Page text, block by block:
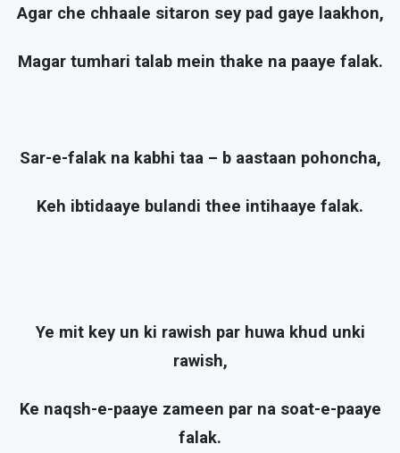
Agar che chhaale sitaron sey pad gaye laakhon,
Magar tumhari talab mein thake na paaye falak.
Sar-e-falak na kabhi taa – b aastaan pohoncha,
Keh ibtidaaye bulandi thee intihaaye falak.
Ye mit key un ki rawish par huwa khud unki
rawish,
Ke naqsh-e-paaye zameen par na soat-e-paaye
falak.